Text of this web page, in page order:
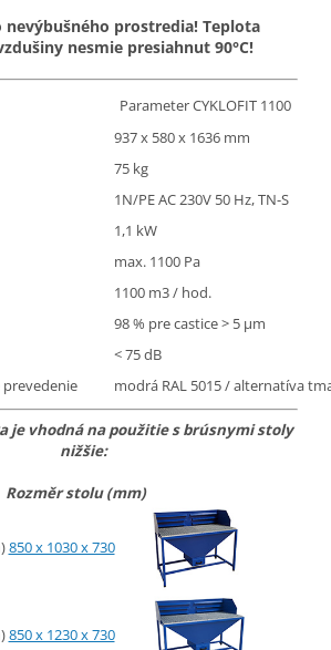
nevýbušného prostredia! Teplota
nesmie presiahnut 90°C!
Parameter CYKLOFIT 1100
937 x 580 x 1636 mm
75 kg
1N/PE AC 230V 50 Hz, TN-S
1,1 kW
max. 1100 Pa
1100 m3 / hod.
98 % pre castice > 5 μm
< 75 dB
modrá RAL 5015 / alternatíva
je vhodná na použitie s brúsnymi stoly
nižšie:
Rozměr stolu (mm)
850 x 1030 x 730
850 x 1230 x 730